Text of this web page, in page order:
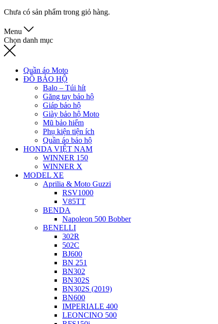
Chưa có sản phẩm trong giỏ hàng.
Menu
Chọn danh mục
Quần áo Moto
ĐỒ BẢO HỘ
Balo – Túi hít
Găng tay bảo hộ
Giáp bảo hộ
Giày bảo hộ Moto
Mũ bảo hiểm
Phụ kiện tiện ích
Quần áo bảo hộ
HONDA VIỆT NAM
WINNER 150
WINNER X
MODEL XE
Aprilia & Moto Guzzi
RSV1000
V85TT
BENDA
Napoleon 500 Bobber
BENELLI
302R
502C
BJ600
BN 251
BN302
BN302S
BN302S (2019)
BN600
IMPERIALE 400
LEONCINO 500